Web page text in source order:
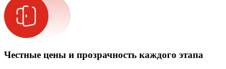
Честные цены и прозрачность каждого этапа